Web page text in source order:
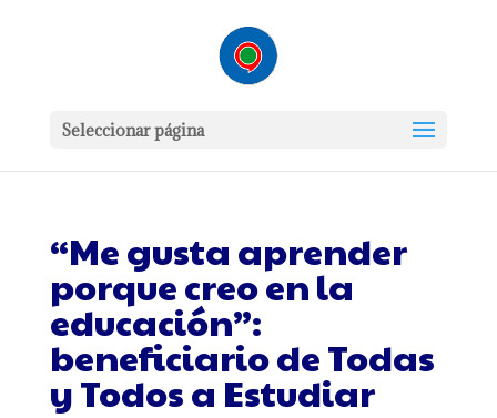
Seleccionar página
“Me gusta aprender
porque creo en la
educación”:
beneficiario de Todas
y Todos a Estudiar